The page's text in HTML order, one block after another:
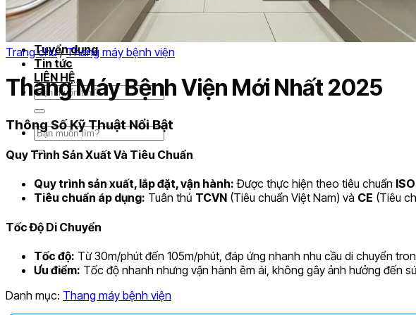
Bảo dưỡng định kỳ
Cung cấp linh kiện
Cẩm nang
Tuyển dụng
Tin tức
LIÊN HỆ
Tìm
Tìm
Trang chủ / Thang máy bệnh viện
Thang Máy Bệnh Viện Mới Nhất 2025
Thông Số Kỹ Thuật Nổi Bật
Quy Trình Sản Xuất Và Tiêu Chuẩn
Quy trình sản xuất, lắp đặt, vận hành: Được thực hiện theo tiêu chuẩn
Tiêu chuẩn áp dụng: Tuân thủ TCVN (Tiêu chuẩn Việt Nam) và CE (Tiêu
Tốc Độ Di Chuyển
Tốc độ: Từ 30m/phút đến 105m/phút, đáp ứng nhanh nhu cầu di chuyển
Ưu điểm: Tốc độ nhanh nhưng vận hành êm ái, không gây ảnh hưởng đến
Danh mục: Thang máy bệnh viện